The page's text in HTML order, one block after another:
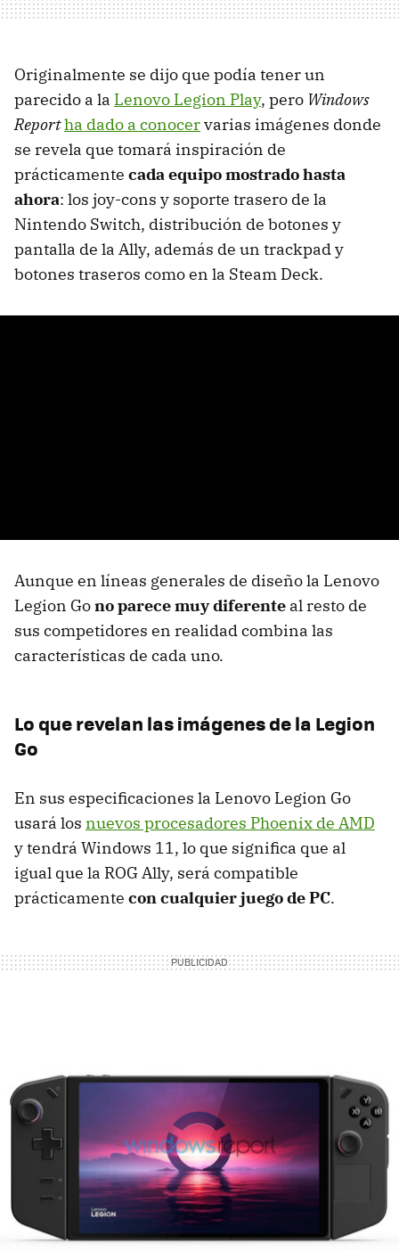
Originalmente se dijo que podía tener un
parecido a la Lenovo Legion Play, pero Windows
Reportha dado a conocervarias imágenes donde
se revela que tomará inspiración de
prácticamente cada equipo mostrado hasta
ahora: los joy-cons y soporte trasero de la
Nintendo Switch, distribución de botones y
pantalla de la Ally, además de un trackpad y
botones traseros como en la Steam Deck.
Aunque en líneas generales de diseño la Lenovo
Legion Gono parece muy diferente al resto de
sus competidores en realidad combina las
características de cada uno.
Lo que revelan las imágenes de la Legion
Go
En sus especificaciones la Lenovo Legion Go
usará los nuevos procesadores Phoenix de AMD
y tendrá Windows 11, lo que significa que al
igual que la ROG Ally, será compatible
prácticamente con cualquier juego de PC.